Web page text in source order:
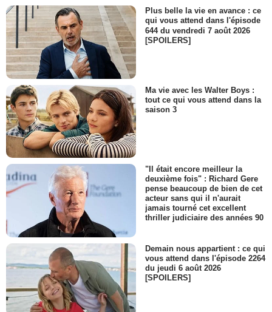
Plus belle la vie en avance : ce
qui vous attend dans l'épisode
644 du vendredi 7 août 2026
[SPOILERS]
Ma vie avec les Walter Boys :
tout ce qui vous attend dans la
saison 3
"Il était encore meilleur la
deuxième fois" : Richard Gere
pense beaucoup de bien de cet
acteur sans qui il n'aurait
jamais tourné cet excellent
thriller judiciaire des années 90
Demain nous appartient : ce qui
vous attend dans l'épisode 2264
du jeudi 6 août 2026
[SPOILERS]